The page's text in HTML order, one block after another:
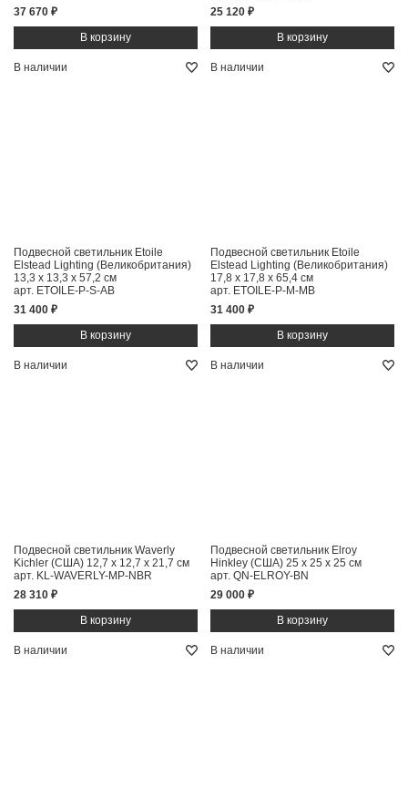
37 670 ₽
25 120 ₽
В наличии
Подвесной светильник Etoile
Elstead Lighting (Великобритания)
13,3 x 13,3 x 57,2 см
арт. ETOILE-P-S-AB
31 400 ₽
В наличии
Подвесной светильник Etoile
Elstead Lighting (Великобритания)
17,8 x 17,8 x 65,4 см
арт. ETOILE-P-M-MB
31 400 ₽
В наличии
Подвесной светильник Waverly
Kichler (США) 12,7 x 12,7 x 21,7 см
арт. KL-WAVERLY-MP-NBR
28 310 ₽
В наличии
Подвесной светильник Elroy
Hinkley (США) 25 x 25 x 25 см
арт. QN-ELROY-BN
29 000 ₽
В наличии В наличии